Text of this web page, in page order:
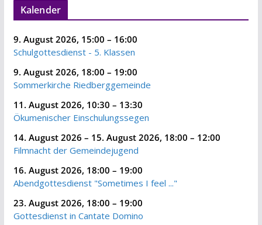
Kalender
9. August 2026, 15:00 – 16:00
Schulgottesdienst - 5. Klassen
9. August 2026, 18:00 – 19:00
Sommerkirche Riedberggemeinde
11. August 2026, 10:30 – 13:30
Ökumenischer Einschulungssegen
14. August 2026 – 15. August 2026, 18:00 – 12:00
Filmnacht der Gemeindejugend
16. August 2026, 18:00 – 19:00
Abendgottesdienst "Sometimes I feel ..."
23. August 2026, 18:00 – 19:00
Gottesdienst in Cantate Domino